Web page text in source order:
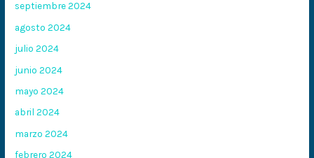
septiembre 2024
agosto 2024
julio 2024
junio 2024
mayo 2024
abril 2024
marzo 2024
febrero 2024